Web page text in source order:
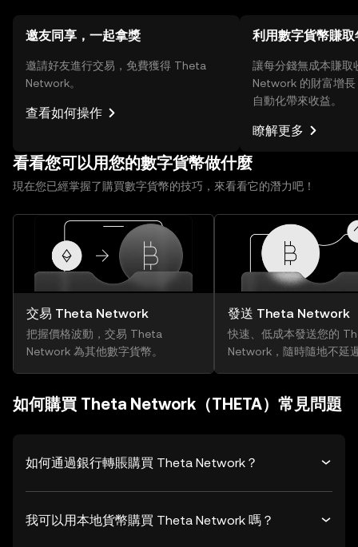
邀友同享，一起拿獎
邀請好友進行交易，免費獲得 Theta
Network。
查看如何操作
利用數字貨幣賺
讓每分錢無成本賺
Network 的財富增
自動化帶來收益。
瞭解更多
看看您可以用您的數字貨幣做什麼
現在您已經掌握了購買數字貨幣的技巧，來看看它的潛力吧！
交易 Theta Network
把握價格波動，交易 Theta
Network 為其他數字貨幣。
發送 Theta Network
快速、低成本發送您的
Network，隨時隨地不延
如何購買 Theta Network（THETA）常見問題
如何通過銀行轉賬購買 Theta Network？
我可以用本地貨幣購買 Theta Network 嗎？